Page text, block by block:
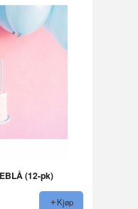
(12-pk)
Kjøp